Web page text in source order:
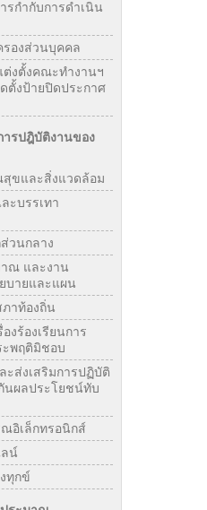
รกำกับการดำเนิน
องส่วนบุคคล
ต่งตั้งคณะทำงานฯ
ตั้งป้ายปิดประกาศ
รปฎิบัติงานของ
สุขและสิ่งแวดล้อม
ะบรรเทา
วนกลาง
ณ และงาน
บายและแผน
าท้องถิ่น
งร้องเรียนการ
พฤติมิชอบ
ส่งเสริมการปฏิบัติ
นผลประโยชน์ทับ
อิเล็กทรอนิกส์
น์
ทุกข์